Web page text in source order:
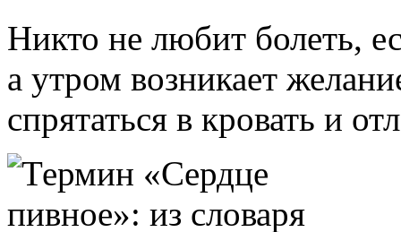
Никто не любит болеть,
а утром возникает
спрятаться в кровать и